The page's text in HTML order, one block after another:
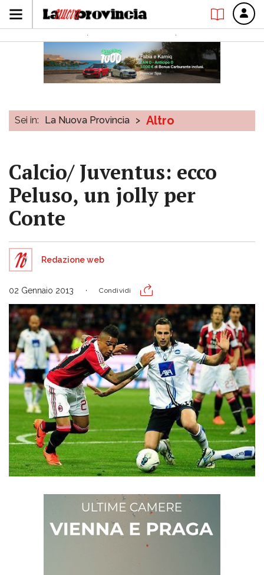
Sei in: La Nuova Provincia > Altro
Calcio/ Juventus: ecco
Peluso, un jolly per
Conte
Redazione web
02 Gennaio 2013 Condividi